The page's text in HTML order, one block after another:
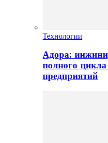
Технологии
Адора:
полного
предприятий